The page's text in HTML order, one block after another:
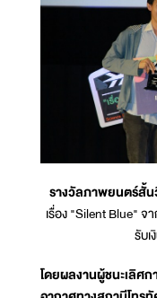
รางวัลภาพยนตร์สั้
เรื่อง "Silent Blue"
รับ
โดยผลงานผู้ชนะเลิศ